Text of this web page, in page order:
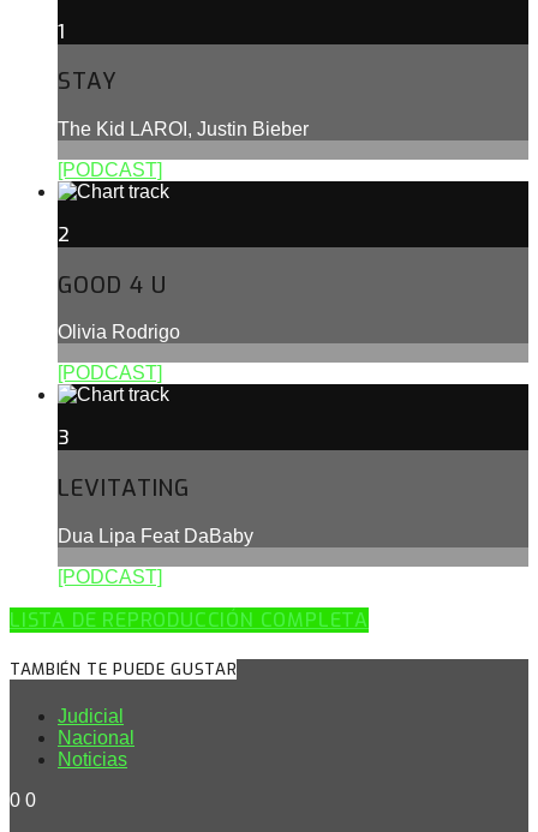
1
STAY
The Kid LAROI, Justin Bieber
[PODCAST]
2
GOOD 4 U
Olivia Rodrigo
[PODCAST]
3
LEVITATING
Dua Lipa Feat DaBaby
[PODCAST]
LISTA DE REPRODUCCIÓN COMPLETA
TAMBIÉN TE PUEDE GUSTAR
Judicial
Nacional
Noticias
0 0